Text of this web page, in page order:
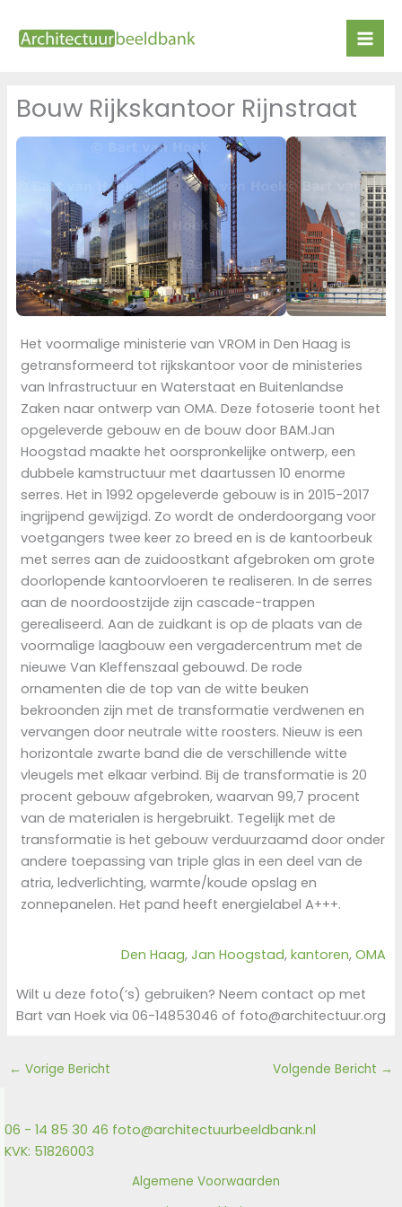
naar
Bouw Rijkskantoor Rijnstraat
Het voormalige ministerie van VROM in Den Haag is
getransformeerd tot rijkskantoor voor de ministeries
van Infrastructuur en Waterstaat en Buitenlandse
Zaken naar ontwerp van OMA. Deze fotoserie toont het
opgeleverde gebouw en de bouw door BAM.Jan
Hoogstad maakte het oorspronkelijke ontwerp, een
dubbele kamstructuur met daartussen 10 enorme
serres. Het in 1992 opgeleverde gebouw is in 2015-2017
ingrijpend gewijzigd. Zo wordt de onderdoorgang voor
voetgangers twee keer zo breed en is de kantoorbeuk
met serres aan de zuidoostkant afgebroken om grote
doorlopende kantoorvloeren te realiseren. In de serres
aan de noordoostzijde zijn cascade-trappen
gerealiseerd. Aan de zuidkant is op de plaats van de
voormalige laagbouw een vergadercentrum met de
nieuwe Van Kleffenszaal gebouwd. De rode
ornamenten die de top van de witte beuken
bekroonden zijn met de transformatie verdwenen en
vervangen door neutrale witte roosters. Nieuw is een
horizontale zwarte band die de verschillende witte
vleugels met elkaar verbind. Bij de transformatie is 20
procent gebouw afgebroken, waarvan 99,7 procent
van de materialen is hergebruikt. Tegelijk met de
transformatie is het gebouw verduurzaamd door onder
andere toepassing van triple glas in een deel van de
atria, ledverlichting, warmte/koude opslag en
zonnepanelen. Het pand heeft energielabel A+++.
Den Haag, Jan Hoogstad, kantoren, OMA
Wilt u deze foto(‘s) gebruiken? Neem contact op met
Bart van Hoek via 06-14853046 of foto@architectuur.org
← Vorige Bericht Volgende Bericht →
06 - 14 85 30 46 foto@architectuurbeeldbank.nl
KVK: 51826003
Algemene Voorwaarden